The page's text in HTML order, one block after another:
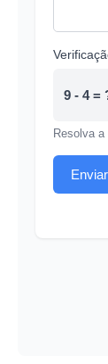
9 - 4 =
Resolva